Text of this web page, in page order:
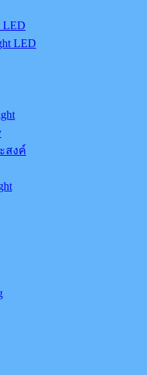
LED
LED
สงค์